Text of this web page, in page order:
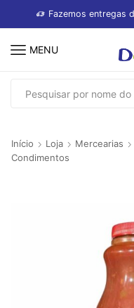
Fazemos entregas
MENU
Início Loja Mercearias
Condimentos